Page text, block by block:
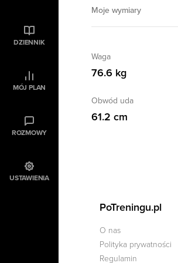
DZIENNIK
MÓJ PLAN
ROZMOWY
USTAWIENIA
Moje wymiary
Waga
76.6 kg
Obwód uda
61.2 cm
PoTreningu.pl
O nas
Polityka prywatności
Regulamin